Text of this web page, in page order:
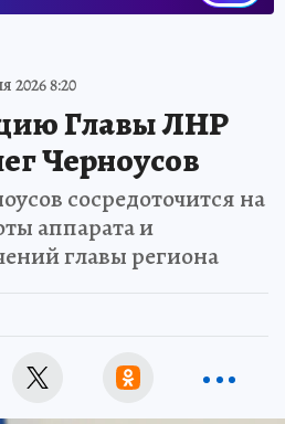
2026 8:20
Главы ЛНР
Черноусов
сосредоточится на
аппарата и
главы региона